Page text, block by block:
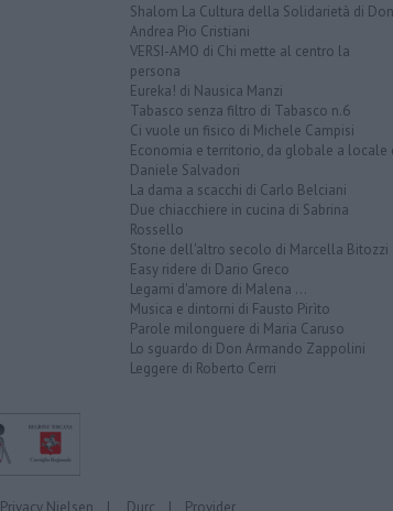
Shalom La Cultura della Solidarietà di Don
Andrea Pio Cristiani
VERSI-AMO di Chi mette al centro la
persona
Eureka! di Nausica Manzi
Tabasco senza filtro di Tabasco n.6
Ci vuole un fisico di Michele Campisi
Economia e territorio, da globale a locale
Daniele Salvadori
La dama a scacchi di Carlo Belciani
Due chiacchiere in cucina di Sabrina
Rossello
Storie dell'altro secolo di Marcella Bitozzi
Easy ridere di Dario Greco
Legami d'amore di Malena ...
Musica e dintorni di Fausto Pirìto
Parole milonguere di Maria Caruso
Lo sguardo di Don Armando Zappolini
Leggere di Roberto Cerri
Privacy Nielsen | Durc | Provider